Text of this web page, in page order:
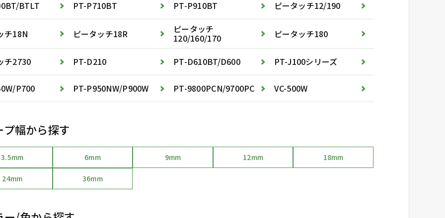
BTLT PT-P710BT PT-P910BT ピータッチ12/190
チ18N ピータッチ18R ピータッチ
120/160/170 ピータッチ180
チ2730 PT-D210 PT-D610BT/D600 PT-J100シリーズ
P700 PT-P950NW/P900W PT-9800PCN/9700PC VC-500W
プ幅から探す
3.5mm 6mm 9mm 12mm 18mm
24mm 36mm